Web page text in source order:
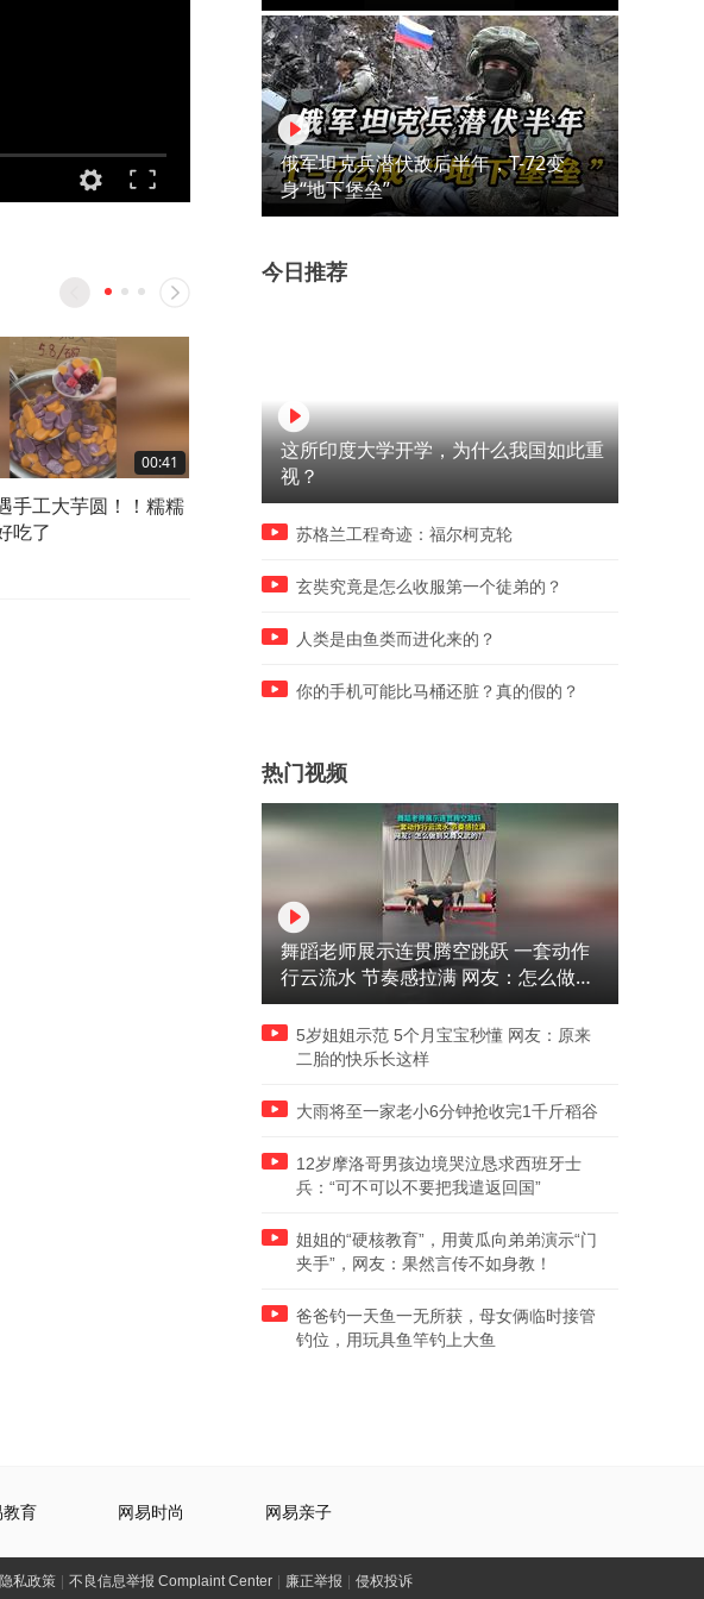
00:41
手工大芋圆！！糯糯
吃了
00:40
街边偶遇自助冰粉！！超多小
大坪石油路。。。好吃晕了
啊啊啊啊
俄军坦克兵潜伏敌后半年，T-72变
身“地下堡垒”
今日推荐
这所印度大学开学，为什么我国如此重
视？
苏格兰工程奇迹：福尔柯克轮
玄奘究竟是怎么收服第一个徒弟的？
人类是由鱼类而进化来的？
你的手机可能比马桶还脏？真的假的？
热门视频
舞蹈老师展示连贯腾空跳跃 一套动作
行云流水 节奏感拉满 网友：怎么做到
又舞又武的？
5岁姐姐示范 5个月宝宝秒懂 网友：原来
二胎的快乐长这样
大雨将至一家老小6分钟抢收完1千斤稻谷
12岁摩洛哥男孩边境哭泣恳求西班牙士
兵：“可不可以不要把我遣返回国”
姐姐的“硬核教育”，用黄瓜向弟弟演示“门
夹手”，网友：果然言传不如身教！
爸爸钓一天鱼一无所获，母女俩临时接管
钓位，用玩具鱼竿钓上大鱼
育 网易时尚 网易亲子
隐私政策 不良信息举报 Complaint Center 廉正举报 侵权投诉